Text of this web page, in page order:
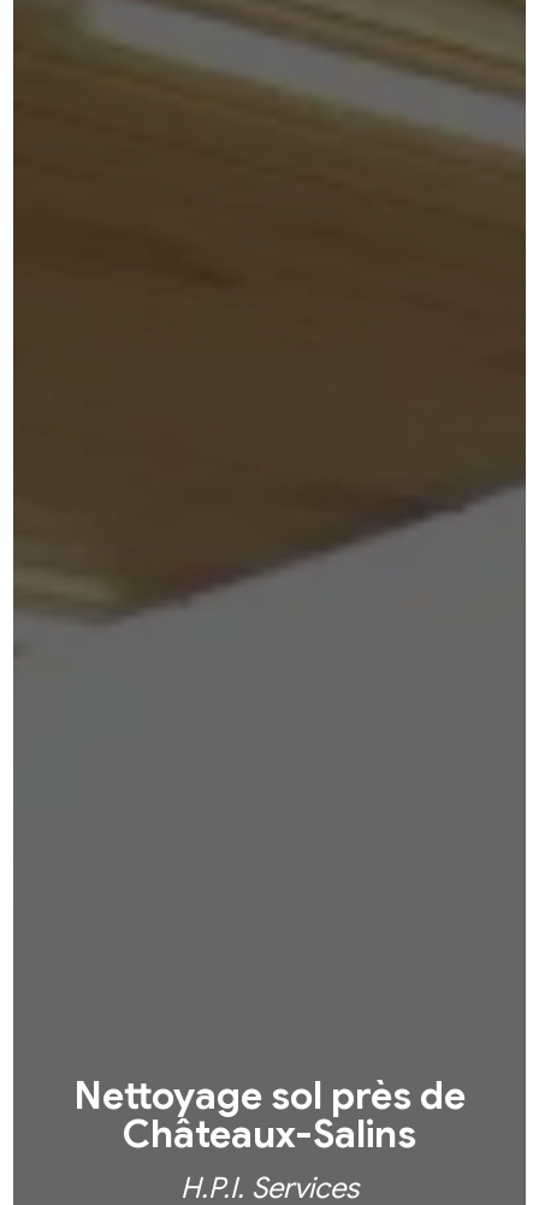
Nettoyage sol près de
Châteaux-Salins
H.P.I. Services